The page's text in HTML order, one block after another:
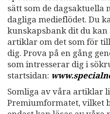
sätt som de dagsaktuella
dagliga medieflödet. Du
kunskapsbank dit du
artiklar om det som för
dig. Prova på en gång
som intresserar dig i
startsidan:
Somliga av våra artiklar
Premiumformatet, vilket